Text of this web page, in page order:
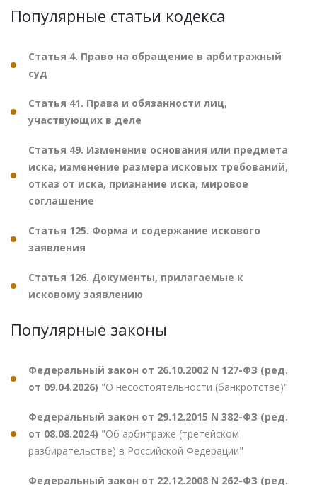
Популярные статьи кодекса
Статья 4. Право на обращение в арбитражный
суд
Статья 41. Права и обязанности лиц,
участвующих в деле
Статья 49. Изменение основания или предмета
иска, изменение размера исковых требований,
отказ от иска, признание иска, мировое
соглашение
Статья 125. Форма и содержание искового
заявления
Статья 126. Документы, прилагаемые к
исковому заявлению
Популярные законы
Федеральный закон от 26.10.2002 N 127-ФЗ (ред.
от 09.04.2026) "О несостоятельности (банкротстве)"
Федеральный закон от 29.12.2015 N 382-ФЗ (ред.
от 08.08.2024) "Об арбитраже (третейском
разбирательстве) в Российской Федерации"
Федеральный закон от 22.12.2008 N 262-ФЗ (ред.